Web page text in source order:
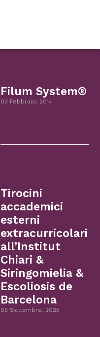
Filum System®
03 Febbraio, 2014
Tirocini
accademici
esterni
extracurricolari
all’Institut
Chiari &
Siringomielia &
Escoliosis de
Barcelona
05 Settembre, 2025